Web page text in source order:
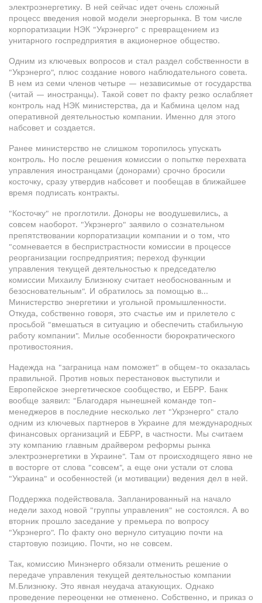
электроэнергетику. В ней сейчас идет очень сложный
процесс введения новой модели энергорынка. В том числе
корпоратизации НЭК "Укрэнерго" с превращением из
унитарного госпредприятия в акционерное общество.
Одним из ключевых вопросов и стал раздел собственности в
"Укрэнерго", плюс создание нового наблюдательного совета.
В нем из семи членов четыре — независимые от государства
(читай — иностранцы). Такой совет по факту резко ослабляет
контроль над НЭК министерства, да и Кабмина целом над
оперативной деятельностью компании. Именно для этого
набсовет и создается.
Ранее министерство не слишком торопилось упускать
контроль. Но после решения комиссии о попытке перехвата
управления иностранцами (донорами) срочно бросили
косточку, сразу утвердив набсовет и пообещав в ближайшее
время подписать контракты.
"Косточку" не проглотили. Доноры не воодушевились, а
совсем наоборот. "Укрэнерго" заявило о сознательном
препятствовании корпоратизации компании и о том, что
"сомневается в беспристрастности комиссии в процессе
реорганизации госпредприятия; переход функции
управления текущей деятельностью к председателю
комиссии Михаилу Близнюку считает необоснованным и
безосновательным". И обратилось за помощью в…
Министерство энергетики и угольной промышленности.
Откуда, собственно говоря, это счастье им и прилетело с
просьбой "вмешаться в ситуацию и обеспечить стабильную
работу компании". Милые особенности бюрократического
противостояния.
Надежда на "заграница нам поможет" в общем-то оказалась
правильной. Против новых перестановок выступили и
Европейское энергетическое сообщество, и ЕБРР. Банк
вообще заявил: "Благодаря нынешней команде топ-
менеджеров в последние несколько лет "Укрэнерго" стало
одним из ключевых партнеров в Украине для международных
финансовых организаций и ЕБРР, в частности. Мы считаем
эту компанию главным драйвером реформы рынка
электроэнергетики в Украине". Там от происходящего явно не
в восторге от слова "совсем", а еще они устали от слова
"Украина" и особенностей (и мотивации) ведения дел в ней.
Поддержка подействовала. Запланированный на начало
недели заход новой "группы управления" не состоялся. А во
вторник прошло заседание у премьера по вопросу
"Укрэнерго". По факту оно вернуло ситуацию почти на
стартовую позицию. Почти, но не совсем.
Так, комиссию Минэнерго обязали отменить решение о
передаче управления текущей деятельностью компании
М.Близнюку. Это явная неудача атакующих. Однако
проведение переоценки не отменено. Собственно, и приказ о